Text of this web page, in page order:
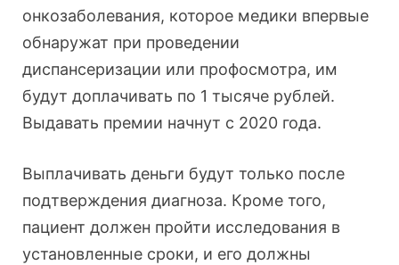
онкозаболевания, которое медики впервые
обнаружат при проведении
диспансеризации или профосмотра, им
будут доплачивать по 1 тысяче рублей.
Выдавать премии начнут с 2020 года.
Выплачивать деньги будут только после
подтверждения диагноза. Кроме того,
пациент должен пройти исследования в
установленные сроки, и его должны